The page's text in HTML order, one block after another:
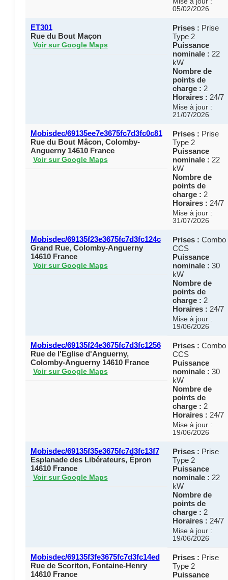
05/02/2026
ET301
Rue du Bout Maçon
Voir sur Google Maps
Prises : Prise
Type 2
Puissance
nominale : 22
kW
Nombre de
points de
charge : 2
Horaires : 24/7
Mise à jour :
21/07/2026
Mobisdec/69135ee7e3675fc7d3fc0c81
Rue du Bout Mâcon, Colomby-
Anguerny 14610 France
Voir sur Google Maps
Prises : Prise
Type 2
Puissance
nominale : 22
kW
Nombre de
points de
charge : 2
Horaires : 24/7
Mise à jour :
31/07/2026
Mobisdec/69135f23e3675fc7d3fc124c
Grand Rue, Colomby-Anguerny
14610 France
Voir sur Google Maps
Prises : Combo
CCS
Puissance
nominale : 30
kW
Nombre de
points de
charge : 2
Horaires : 24/7
Mise à jour :
19/06/2026
Mobisdec/69135f24e3675fc7d3fc1256
Rue de l'Eglise d'Anguerny,
Colomby-Anguerny 14610 France
Voir sur Google Maps
Prises : Combo
CCS
Puissance
nominale : 30
kW
Nombre de
points de
charge : 2
Horaires : 24/7
Mise à jour :
19/06/2026
Mobisdec/69135f35e3675fc7d3fc13f7
Esplanade des Libérateurs, Épron
14610 France
Voir sur Google Maps
Prises : Prise
Type 2
Puissance
nominale : 22
kW
Nombre de
points de
charge : 2
Horaires : 24/7
Mise à jour :
19/06/2026
Mobisdec/69135f3fe3675fc7d3fc14ed
Rue de Scoriton, Fontaine-Henry
14610 France
Prises : Prise
Type 2
Puissance